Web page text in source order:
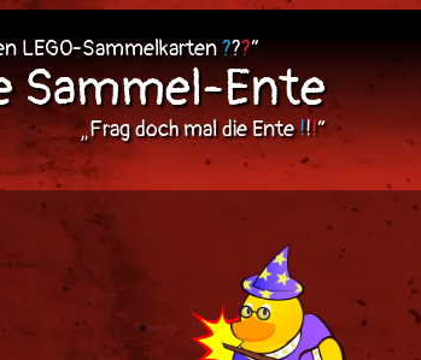
LEGO-Sammelkarten???“
Sammel-Ente
„Frag doch mal die Ente!!!“